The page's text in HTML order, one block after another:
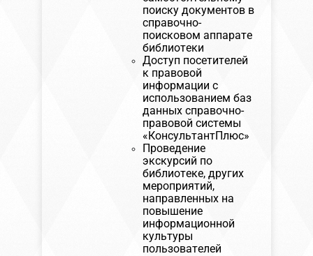
поиску документов в
справочно-
поисковом аппарате
библиотеки
Доступ посетителей
к правовой
информации с
использованием баз
данных справочно-
правовой системы
«КонсультантПлюс»
Проведение
экскурсий по
библиотеке, других
мероприятий,
направленных на
повышение
информационной
культуры
пользователей